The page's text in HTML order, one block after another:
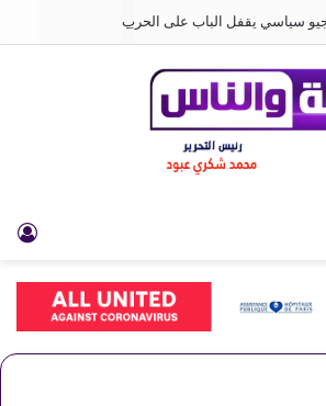
سياسي يقفل الباب على الحرب